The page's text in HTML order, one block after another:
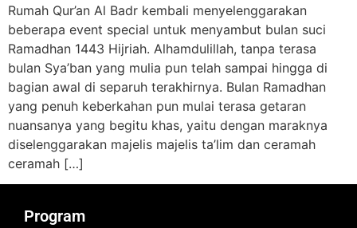
Rumah Qur’an Al Badr kembali menyelenggarakan
beberapa event special untuk menyambut bulan suci
Ramadhan 1443 Hijriah. Alhamdulillah, tanpa terasa
bulan Sya’ban yang mulia pun telah sampai hingga di
bagian awal di separuh terakhirnya. Bulan Ramadhan
yang penuh keberkahan pun mulai terasa getaran
nuansanya yang begitu khas, yaitu dengan maraknya
diselenggarakan majelis majelis ta’lim dan ceramah
ceramah […]
Program